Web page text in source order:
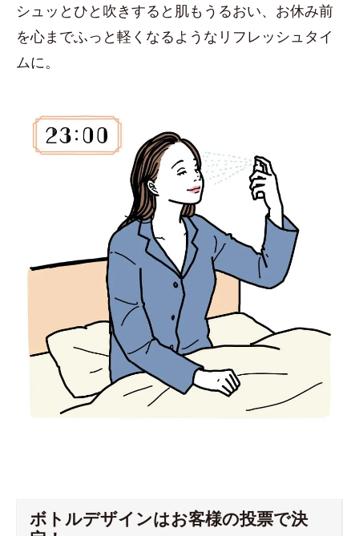
シュッとひと吹きすると肌もうるおい、お休み前
を心までふっと軽くなるようなリフレッシュタイ
ムに。
ボトルデザインはお客様の投票で決